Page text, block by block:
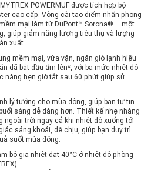
POWERMUF được tích hợp bộ
cao cấp. Vòng cài tạo điểm nhấn phong
mại làm từ DuPont™ Sorona® – một
giúp giảm năng lượng tiêu thụ và lượng
xuất.
mềm mại, vừa vặn, ngăn gió lạnh hiệu
đã bắt đầu ấm lên*, với ba mức nhiệt độ
năng hẹn giờ tắt sau 60 phút giúp sử
lý tưởng cho mùa đông, giúp bạn tự tin
sáng dễ dàng hơn. Thiết kế nhẹ nhàng
trời ngay cả khi nhiệt độ xuống tới
sảng khoái, dễ chịu, giúp bạn duy trì
suốt mùa đông.
bộ gia nhiệt đạt 40°C ở nhiệt độ phòng